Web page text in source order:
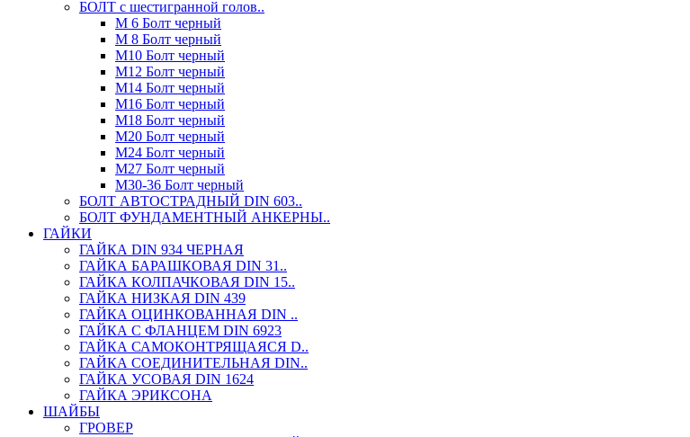
БОЛТ с шестигранной голов..
М 6 Болт черный
М 8 Болт черный
М10 Болт черный
М12 Болт черный
М14 Болт черный
М16 Болт черный
М18 Болт черный
М20 Болт черный
М24 Болт черный
М27 Болт черный
М30-36 Болт черный
БОЛТ АВТОСТРАДНЫЙ DIN 603..
БОЛТ ФУНДАМЕНТНЫЙ АНКЕРНЫ..
ГАЙКИ
ГАЙКА DIN 934 ЧЕРНАЯ
ГАЙКА БАРАШКОВАЯ DIN 31..
ГАЙКА КОЛПАЧКОВАЯ DIN 15..
ГАЙКА НИЗКАЯ DIN 439
ГАЙКА ОЦИНКОВАННАЯ DIN ..
ГАЙКА С ФЛАНЦЕМ DIN 6923
ГАЙКА САМОКОНТРЯЩАЯСЯ D..
ГАЙКА СОЕДИНИТЕЛЬНАЯ DIN..
ГАЙКА УСОВАЯ DIN 1624
ГАЙКА ЭРИКСОНА
ШАЙБЫ
ГРОВЕР